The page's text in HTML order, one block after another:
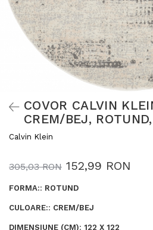
COVOR CALVIN
CREM/BEJ,
Calvin Klein
305,03 RON 152,99 RON
FORMA:: ROTUND
CULOARE:: CREM/BEJ
DIMENSIUNE (CM): 122 X 122